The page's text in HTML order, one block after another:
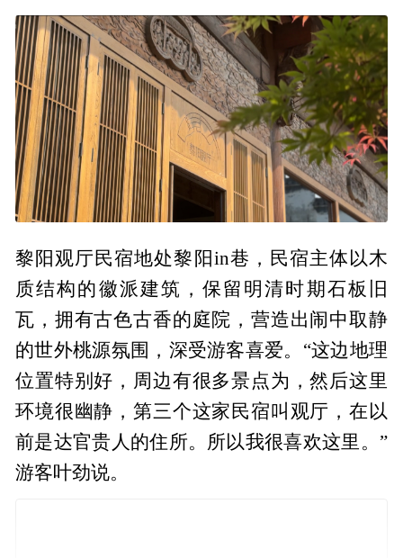
黎阳观厅民宿地处黎阳in巷，民宿主体以木
质结构的徽派建筑，保留明清时期石板旧
瓦，拥有古色古香的庭院，营造出闹中取静
的世外桃源氛围，深受游客喜爱。“这边地理
位置特别好，周边有很多景点为，然后这里
环境很幽静，第三个这家民宿叫观厅，在以
前是达官贵人的住所。所以我很喜欢这里。”
游客叶劲说。